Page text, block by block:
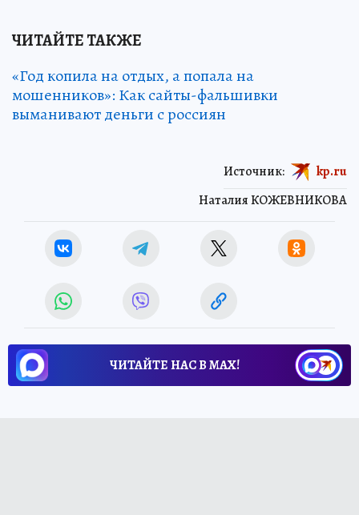
ЧИТАЙТЕ ТАКЖЕ
«Год копила на отдых, а попала на
мошенников»: Как сайты-фальшивки
выманивают деньги с россиян
Наталия КОЖЕВНИКОВА
Источник: kp.ru
ЧИТАЙТЕ НАС В МАХ!